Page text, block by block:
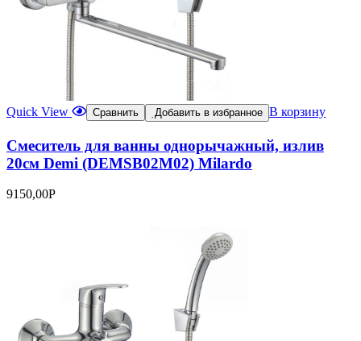
Quick View Сравнить Добавить в избранное В корзину
Смеситель для ванны однорычажный, излив
20см Demi (DEMSB02M02) Milardo
9150,00Р